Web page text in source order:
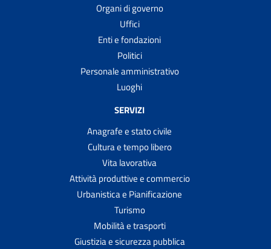
Organi di governo
Uffici
Enti e fondazioni
Politici
Personale amministrativo
Luoghi
SERVIZI
Anagrafe e stato civile
Cultura e tempo libero
Vita lavorativa
Attività produttive e commercio
Urbanistica e Pianificazione
Turismo
Mobilità e trasporti
Giustizia e sicurezza pubblica